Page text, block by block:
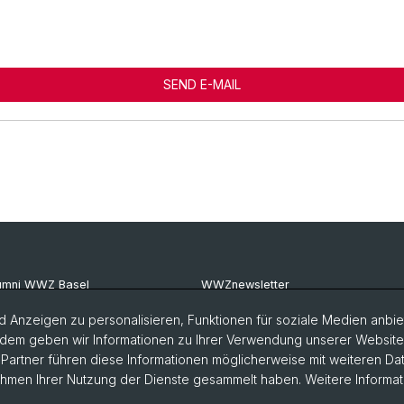
SEND E-MAIL
WWZ Basel
Basel
Basel
WWZnewsletter
RealWWZ
Fachgruppe WiWi
Anzeigen zu personalisieren, Funktionen für soziale Medien
geben wir Informationen zu Ihrer Verwendung unserer
führen diese Informationen möglicherweise mit weiteren
Ihrer Nutzung der Dienste gesammelt haben. Weitere